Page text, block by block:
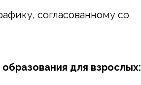
согласованному со
для взрослых: